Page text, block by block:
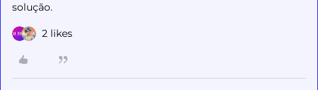
solução.
2 likes